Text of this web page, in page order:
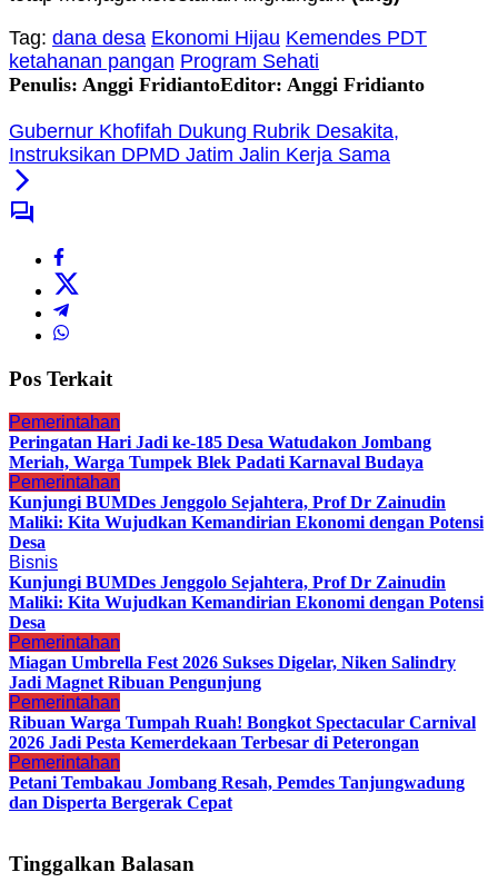
Tag: dana desa Ekonomi Hijau Kemendes PDT
ketahanan pangan Program Sehati
Penulis: Anggi FridiantoEditor: Anggi Fridianto
Gubernur Khofifah Dukung Rubrik Desakita,
Instruksikan DPMD Jatim Jalin Kerja Sama
Pos Terkait
Pemerintahan
Peringatan Hari Jadi ke-185 Desa Watudakon Jombang
Meriah, Warga Tumpek Blek Padati Karnaval Budaya
Pemerintahan
Kunjungi BUMDes Jenggolo Sejahtera, Prof Dr Zainudin
Maliki: Kita Wujudkan Kemandirian Ekonomi dengan Potensi
Desa
Bisnis
Kunjungi BUMDes Jenggolo Sejahtera, Prof Dr Zainudin
Maliki: Kita Wujudkan Kemandirian Ekonomi dengan Potensi
Desa
Pemerintahan
Miagan Umbrella Fest 2026 Sukses Digelar, Niken Salindry
Jadi Magnet Ribuan Pengunjung
Pemerintahan
Ribuan Warga Tumpah Ruah! Bongkot Spectacular Carnival
2026 Jadi Pesta Kemerdekaan Terbesar di Peterongan
Pemerintahan
Petani Tembakau Jombang Resah, Pemdes Tanjungwadung
dan Disperta Bergerak Cepat
Tinggalkan Balasan